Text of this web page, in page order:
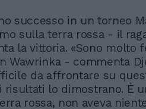
successo in un torneo
sulla terra rossa - il
la vittoria. «Sono molto
Wawrinka - commenta
da affrontare su
lo dimostrano. È
rossa, non aveva